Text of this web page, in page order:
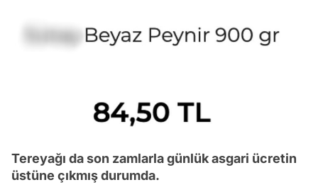
Tereyağı da son zamlarla günlük asgari ücretin
üstüne çıkmış durumda.